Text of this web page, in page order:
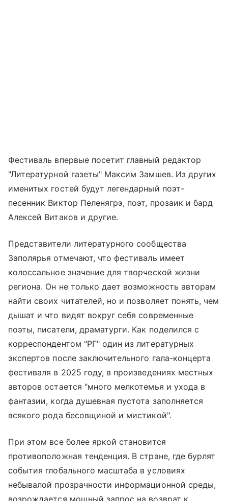
Фестиваль впервые посетит главный редактор
"Литературной газеты" Максим Замшев. Из других
именитых гостей будут легендарный поэт-
песенник Виктор Пеленягрэ, поэт, прозаик и бард
Алексей Витаков и другие.
Представители литературного сообщества
Заполярья отмечают, что фестиваль имеет
колоссальное значение для творческой жизни
региона. Он не только дает возможность авторам
найти своих читателей, но и позволяет понять, чем
дышат и что видят вокруг себя современные
поэты, писатели, драматурги. Как поделился с
корреспондентом "РГ" один из литературных
экспертов после заключительного гала-концерта
фестиваля в 2025 году, в произведениях местных
авторов остается "много мелкотемья и ухода в
фантазии, когда душевная пустота заполняется
всякого рода бесовщиной и мистикой".
При этом все более яркой становится
противоположная тенденция. В стране, где бурлят
события глобального масштаба в условиях
небывалой прозрачности информационной среды,
возрождается мощный запрос на возврат к